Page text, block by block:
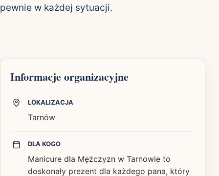
pewnie w każdej sytuacji.
Informacje organizacyjne
LOKALIZACJA
Tarnów
DLA KOGO
Manicure dla Mężczyzn w Tarnowie to
doskonały prezent dla każdego pana, który